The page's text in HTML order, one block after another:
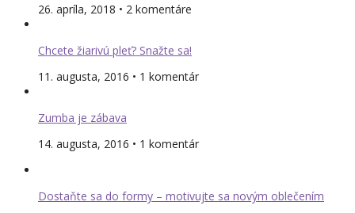
26. apríla, 2018 • 2 komentáre
Chcete žiarivú pleť? Snažte sa!
11. augusta, 2016 • 1 komentár
Zumba je zábava
14. augusta, 2016 • 1 komentár
Dostaňte sa do formy – motivujte sa novým oblečením